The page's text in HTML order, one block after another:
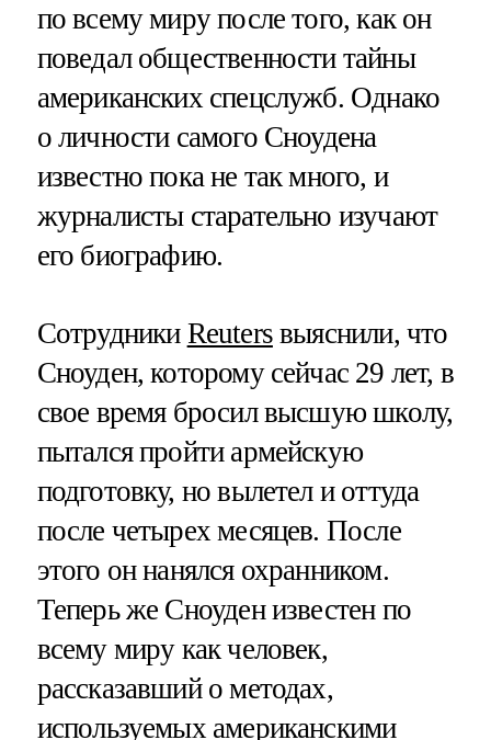
по всему миру после того, как он
поведал общественности тайны
американских спецслужб. Однако
о личности самого Сноудена
известно пока не так много, и
журналисты старательно изучают
его биографию.
Сотрудники Reutersвыяснили, что
Сноуден, которому сейчас 29 лет, в
свое время бросил высшую школу,
пытался пройти армейскую
подготовку, но вылетел и оттуда
после четырех месяцев. После
этого он нанялся охранником.
Теперь же Сноуден известен по
всему миру как человек,
рассказавший о методах,
используемых американскими